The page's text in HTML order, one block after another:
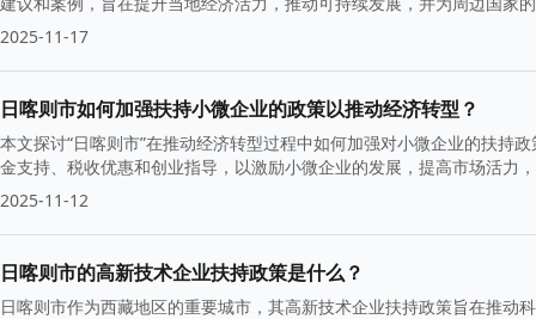
2025-11-17
日喀则市如何加强扶持小微企业的政策以推动经济转型？
本文探讨“日喀则市”在推动经济转型过程中如何加强对小微企业的扶持
金支持、税收优惠和创业指导，以激励小微企业的发展，提高市场活力
2025-11-12
日喀则市的高新技术企业扶持政策是什么？
日喀则市作为西藏地区的重要城市，其高新技术企业扶持政策旨在推